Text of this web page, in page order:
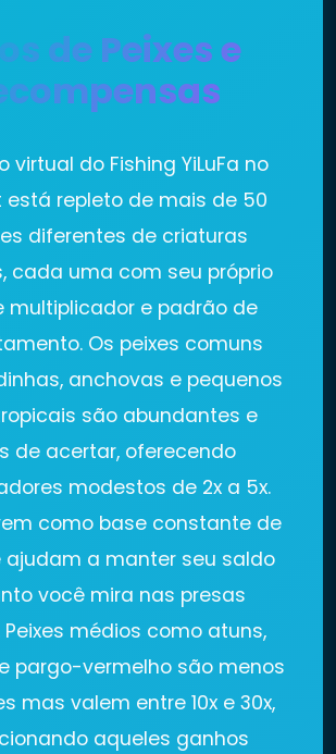
de Peixes e
virtual do Fishing YiLuFa no
está repleto de mais de 50
diferentes de criaturas
cada uma com seu próprio
multiplicador e padrão de
Os peixes comuns
anchovas e pequenos
são abundantes e
de acertar, oferecendo
modestos de 2x a 5x.
como base constante de
ajudam a manter seu saldo
você mira nas presas
Peixes médios como atuns,
pargo-vermelho são menos
mas valem entre 10x e 30x,
aqueles ganhos